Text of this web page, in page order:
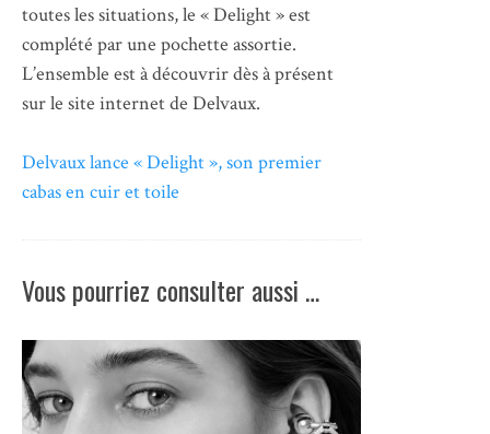
toutes les situations, le « Delight » est
complété par une pochette assortie.
L’ensemble est à découvrir dès à présent
sur le site internet de Delvaux.
Delvaux lance « Delight », son premier
cabas en cuir et toile
Vous pourriez consulter aussi …